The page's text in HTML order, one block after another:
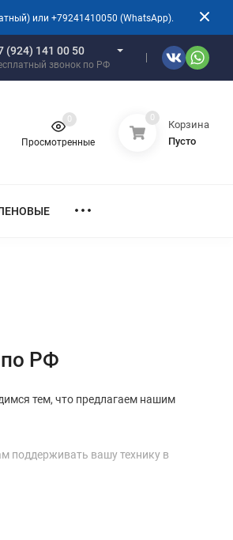
или +79241410050 (WhatsApp).
(924) 141 00 50
звонок по РФ
Просмотренные
0 0
Корзина
Пусто
по РФ
тем, что предлагаем нашим
поддерживать вашу технику в